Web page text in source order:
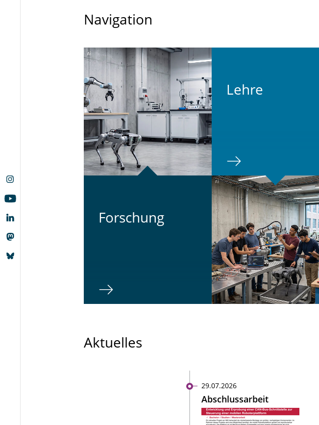
Navigation
For­schung
Lehre
Aktuelles
29.07.2026
Abschlussarbeit